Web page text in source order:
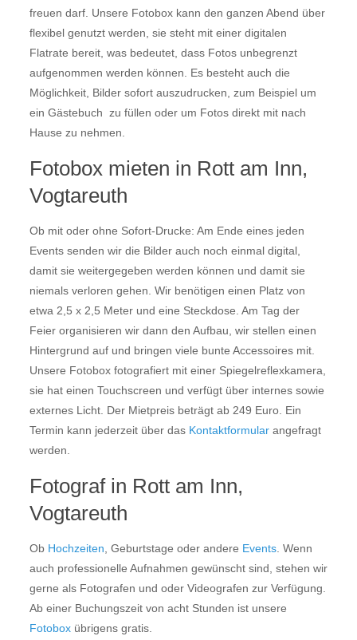
freuen darf. Unsere Fotobox kann den ganzen Abend über
flexibel genutzt werden, sie steht mit einer digitalen
Flatrate bereit, was bedeutet, dass Fotos unbegrenzt
aufgenommen werden können. Es besteht auch die
Möglichkeit, Bilder sofort auszudrucken, zum Beispiel um
ein Gästebuch zu füllen oder um Fotos direkt mit nach
Hause zu nehmen.
Fotobox mieten in Rott am Inn,
Vogtareuth
Ob mit oder ohne Sofort-Drucke: Am Ende eines jeden
Events senden wir die Bilder auch noch einmal digital,
damit sie weitergegeben werden können und damit sie
niemals verloren gehen. Wir benötigen einen Platz von
etwa 2,5 x 2,5 Meter und eine Steckdose. Am Tag der
Feier organisieren wir dann den Aufbau, wir stellen einen
Hintergrund auf und bringen viele bunte Accessoires mit.
Unsere Fotobox fotografiert mit einer Spiegelreflexkamera,
sie hat einen Touchscreen und verfügt über internes sowie
externes Licht. Der Mietpreis beträgt ab 249 Euro. Ein
Termin kann jederzeit über das Kontaktformularangefragt
werden.
Fotograf in Rott am Inn,
Vogtareuth
Ob Hochzeiten , Geburtstage oder andere Events. Wenn
auch professionelle Aufnahmen gewünscht sind, stehen wir
gerne als Fotografen und oder Videografen zur Verfügung.
Ab einer Buchungszeit von acht Stunden ist unsere
Fotoboxübrigens gratis.